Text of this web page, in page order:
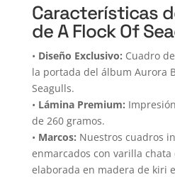
Características
de A Flock Of
• Diseño Exclusivo: Cuadro
la portada del álbum Aurora
Seagulls.
• Lámina Premium:
de 260 gramos.
• Marcos: Nuestros cuadros
enmarcados con varilla chata
elaborada en madera de kiri